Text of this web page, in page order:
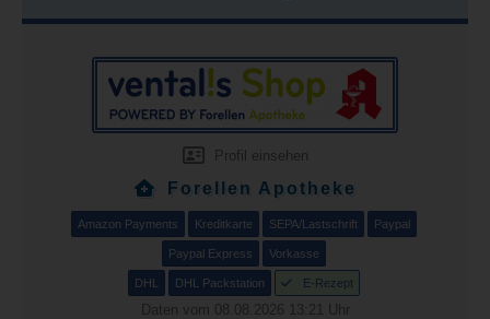
Profil einsehen
Forellen Apotheke
Amazon Payments Kreditkarte SEPA/Lastschrift Paypal
Paypal Express Vorkasse
DHL DHL Packstation E-Rezept
Daten vom 08.08.2026 13:21 Uhr